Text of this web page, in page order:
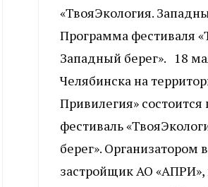
«ТвояЭкология.
Программа фестиваля
Западный берег». 18
Челябинска на
Привилегия»
фестиваль
берег». Организатором
застройщик АО «АПРИ»,